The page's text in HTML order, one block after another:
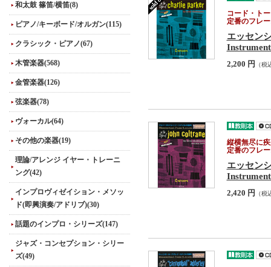
和太鼓 篠笛/横笛(8)
ピアノ/キーボード/オルガン(115)
クラシック・ピアノ(67)
木管楽器(568)
金管楽器(126)
弦楽器(78)
ヴォーカル(64)
その他の楽器(19)
理論/アレンジ イヤー・トレーニ
ング(42)
インプロヴィゼイション・メソッ
ド(即興演奏/アドリブ)(30)
話題のインプロ・シリーズ(147)
ジャズ・コンセプション・シリー
ズ(49)
コード・ト
定番のフレ
エッセン
2,200 円 （税
縦横無尽に
定番のフレ
エッセン
2,420 円 （税